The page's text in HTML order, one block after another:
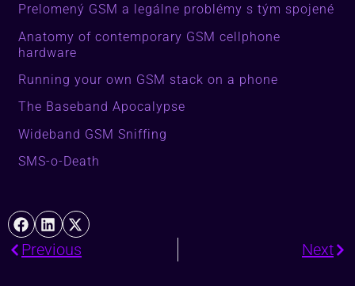
Prelomený GSM a legálne problémy s tým spojené
Anatomy of contemporary GSM cellphone
hardware
Running your own GSM stack on a phone
The Baseband Apocalypse
Wideband GSM Sniffing
SMS-o-Death
Previous Next